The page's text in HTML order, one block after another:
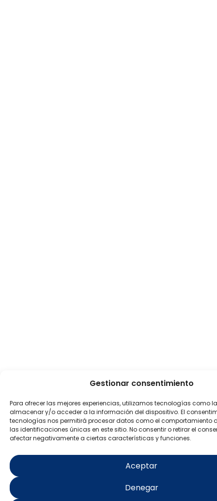
Gestionar consentimiento
Para ofrecer las mejores experiencias, utilizamos tecnologías como
almacenar y/o acceder a la información del dispositivo. El
tecnologías nos permitirá procesar datos como el comportamiento
las identificaciones únicas en este sitio. No consentir o retirar el
afectar negativamente a ciertas características y funciones.
Aceptar
Denegar